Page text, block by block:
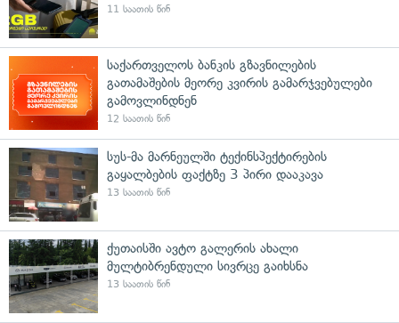
11 საათის წინ
საქართველოს ბანკის გზავნილების
გათამაშების მეორე კვირის გამარჯვებულები
გამოვლინდნენ
12 საათის წინ
სუს-მა მარნეულში ტექინსპექტირების
გაყალბების ფაქტზე 3 პირი დააკავა
13 საათის წინ
ქუთაისში ავტო გალერის ახალი
მულტიბრენდული სივრცე გაიხსნა
13 საათის წინ